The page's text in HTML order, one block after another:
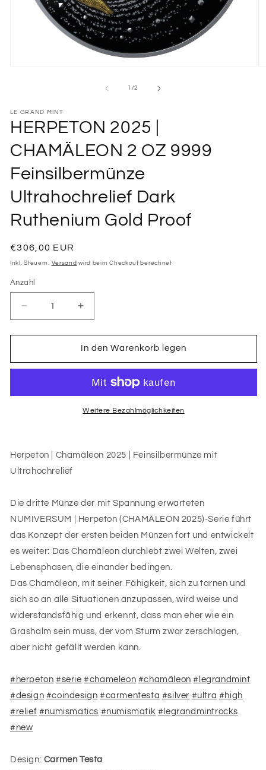
1 /von
2
LE GRAND MINT
HERPETON 2025 |
CHAMÄLEON 2 OZ 9999
Feinsilbermünze
Ultrahochrelief Dark
Ruthenium Gold Proof
Normaler
Preis
€306,00 EUR
Inkl. Steuern. Versand wird beim Checkout berechnet
Anzahl
Anzahl
Verringere
die
Menge
HERPETON
CHAMÄLEON
Feinsilbermünze
Ultrahochrelief
Dark
Gold
Erhöhe
die
Menge
für
HERPETON
CHAMÄLEON
2
Feinsilbermünze
Ultrahochrelief
Gold
In den Warenkorb legen
Weitere Bezahlmöglichkeiten
Herpeton | Chamäleon 2025 | Feinsilbermünze mit
Ultrahochrelief
Die dritte Münze der mit Spannung erwarteten
NUMIVERSUM | Herpeton (CHAMÄLEON 2025)-Serie führt
das Konzept der ersten beiden Münzen fort und entwickelt
es weiter: Das Chamäleon durchlebt zwei Welten, zwei
Lebensphasen, die einander bedingen.
Das Chamäleon, mit seiner Fähigkeit, sich zu tarnen und
sich so an alle Situationen anzupassen, wird weise und
widerstandsfähig und erkennt, dass man eher wie ein
Grashalm sein muss, der vom Sturm zwar zerschlagen,
aber nicht gefällt werden kann.
#herpeton #serie #chameleon #chamäleon #legrandmint
#design #coindesign #carmentesta #silver #ultra #high
#relief #numismatics #numismatik #legrandmintrocks
#new
Design: Carmen Testa